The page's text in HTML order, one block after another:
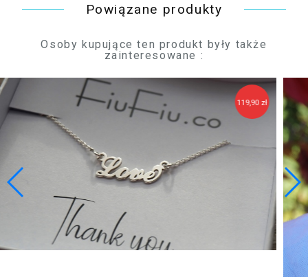
Powiązane produkty
Osoby kupujące ten produkt były także
zainteresowane :
zł